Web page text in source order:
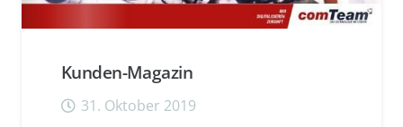
Kunden-Magazin
31. Oktober 2019